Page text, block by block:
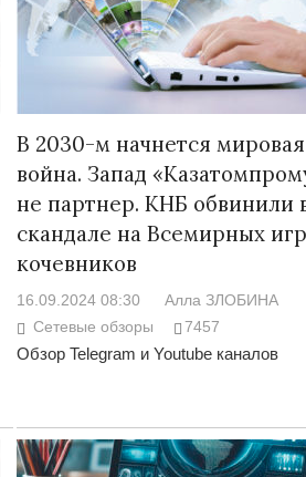
В 2030-м начнется мировая
война. Запад
не партнер. КНБ обвинили
скандале на Всемирных
кочевников
16.09.2024 08:30
Алла ЗЛОБИНА
Сетевые обзоры
7457
Обзор Telegram и Youtube каналов